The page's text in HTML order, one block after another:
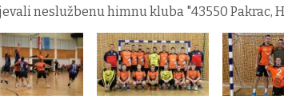
neslužbenu himnu kluba "43550 Pakrac,